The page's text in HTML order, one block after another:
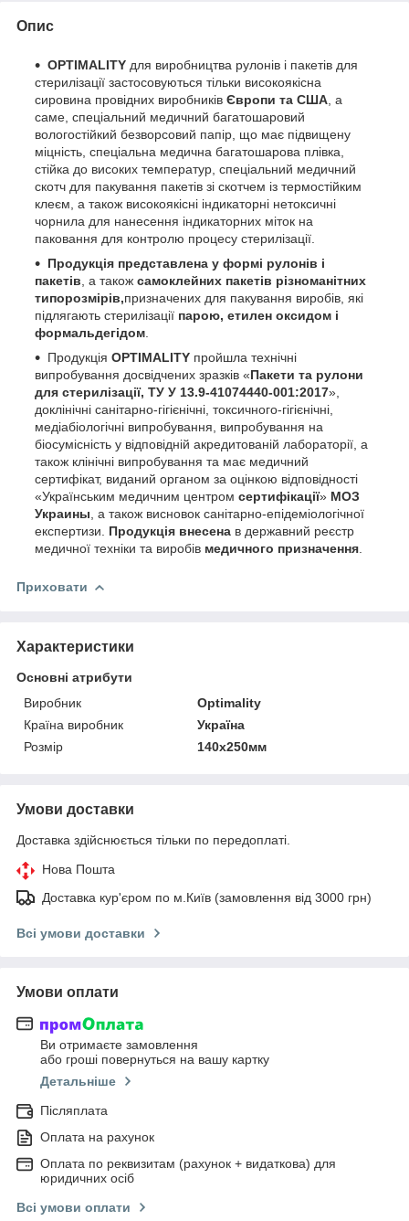
Опис
OPTIMALITY для виробництва рулонів і пакетів для
стерилізації застосовуються тільки високоякісна
сировина провідних виробників Європи та США , а
саме, спеціальний медичний багатошаровий
вологостійкий безворсовий папір, що має підвищену
міцність, спеціальна медична багатошарова плівка,
стійка до високих температур, спеціальний медичний
скотч для пакування пакетів зі скотчем із термостійким
клеєм, а також високоякісні індикаторні нетоксичні
чорнила для нанесення індикаторних міток на
паковання для контролю процесу стерилізації.
Продукція представлена у формі рулонів і
пакетів , а також самоклейних пакетів різноманітних
типорозмірів,призначених для пакування виробів, які
підлягають стерилізації парою, етилен оксидом і
формальдегідом
Продукція OPTIMALITY пройшла технічні
випробування досвідчених зразків «Пакети та рулони
для стерилізації, ТУ У 13.9-41074440-001:2017»,
доклінічні санітарно-гігієнічні, токсичного-гігієнічні,
медіабіологічні випробування, випробування на
біосумісність у відповідній акредитованій лабораторії, а
також клінічні випробування та має медичний
сертифікат, виданий органом за оцінкою відповідності
«Українським медичним центром сертифікації» МОЗ
Украины , а також висновок санітарно-епідеміологічної
експертизи. Продукція внесена в державний реєстр
медичної техніки та виробів медичного призначення
Приховати
Характеристики
Основні атрибути
Виробник
Optimality
Країна виробник
Україна
Розмір
140х250мм
Умови доставки
Доставка здійснюється тільки по передоплаті.
Нова Пошта
Доставка кур'єром по м.Київ (замовлення від 3000 грн)
Всі умови доставки
Умови оплати
Ви отримаєте замовлення
або гроші повернуться на вашу картку
Детальніше
Післяплата
Оплата на рахунок
Оплата по реквизитам (рахунок + видаткова) для
юридичних осіб
Всі умови оплати